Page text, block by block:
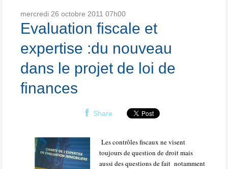
mercredi 26 octobre 2011 07h00
Evaluation fiscale et
expertise :du nouveau
dans le projet de loi de
finances
Share
Les contrôles fiscaux ne visent
toujours de question de droit mais
aussi des questions de fait notamment